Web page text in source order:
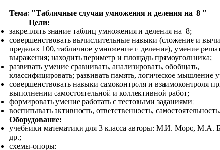
Тема: "Табличные случаи умножения и деления на 8 "
Цели:
закреплять знание таблиц умножения и деления на 8;
совершенствовать вычислительные навыки (сложение и
пределах 100, табличное умножение и деление), умение
выражения; находить периметр и площадь прямоугольника;
развивать умение сравнивать, анализировать, обобщать,
классифицировать; развивать память, логическое мышление
совершенствовать навыки самоконтроля и взаимоконтроля
выполнении самостоятельной и коллективной работ;
формировать умение работать с тестовыми заданиями;
воспитывать активность, ответственность, самостоятельность.
Оборудование:
учебники математики для 3 класса авторы: М.И. Моро, М.А.
др.;
схемы-опоры: